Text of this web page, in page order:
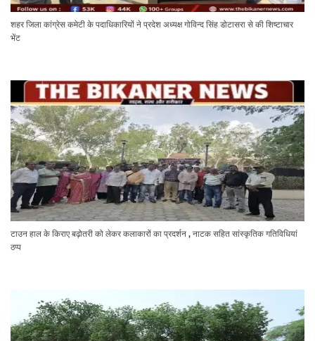
शहर जिला कांग्रेस कमेटी के पदाधिकारियों ने प्रदेश अध्यक्ष गोविन्द सिंह डोटासरा से की शिष्टाचार
भेंट
टाउन हाल के किराए बढ़ोतरी को लेकर कलाकारों का प्रदर्शन , नाटक सहित सांस्कृतिक गतिविधियां
ठप्प